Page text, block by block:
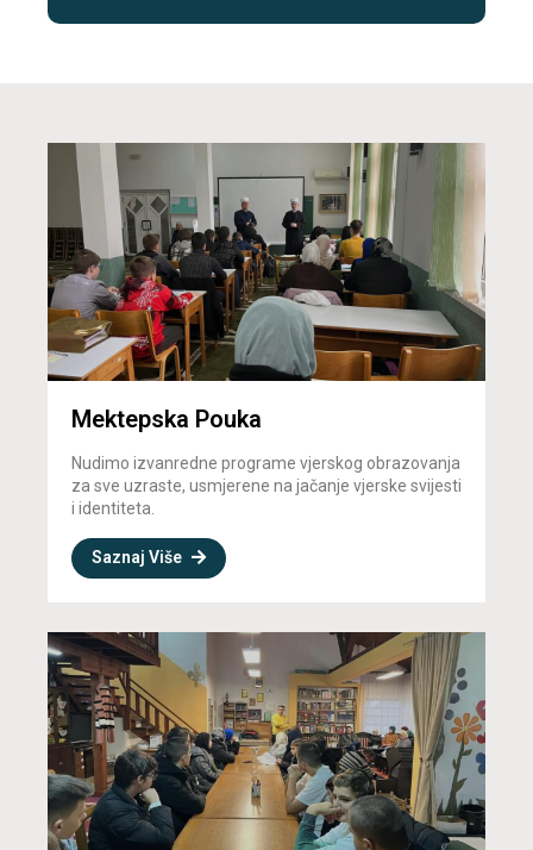
Mektepska Pouka
Nudimo izvanredne programe vjerskog obrazovanja
za sve uzraste, usmjerene na jačanje vjerske svijesti
i identiteta.
Saznaj Više